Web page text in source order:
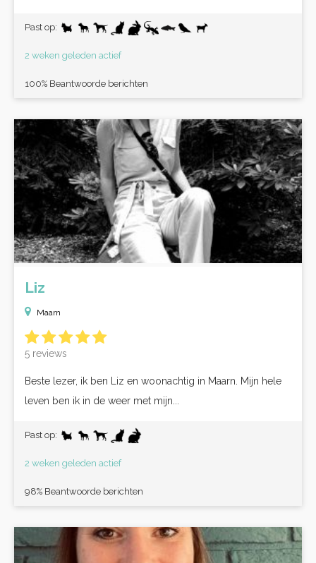
Past op:
2 weken geleden actief
100% Beantwoorde berichten
Liz
Maarn
5 reviews
Beste lezer, ik ben Liz en woonachtig in Maarn. Mijn hele
leven ben ik in de weer met mijn...
Past op:
2 weken geleden actief
98% Beantwoorde berichten